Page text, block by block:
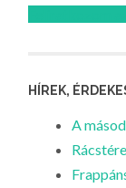
HÍREK,
A